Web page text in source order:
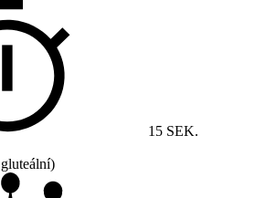
15 SEK.